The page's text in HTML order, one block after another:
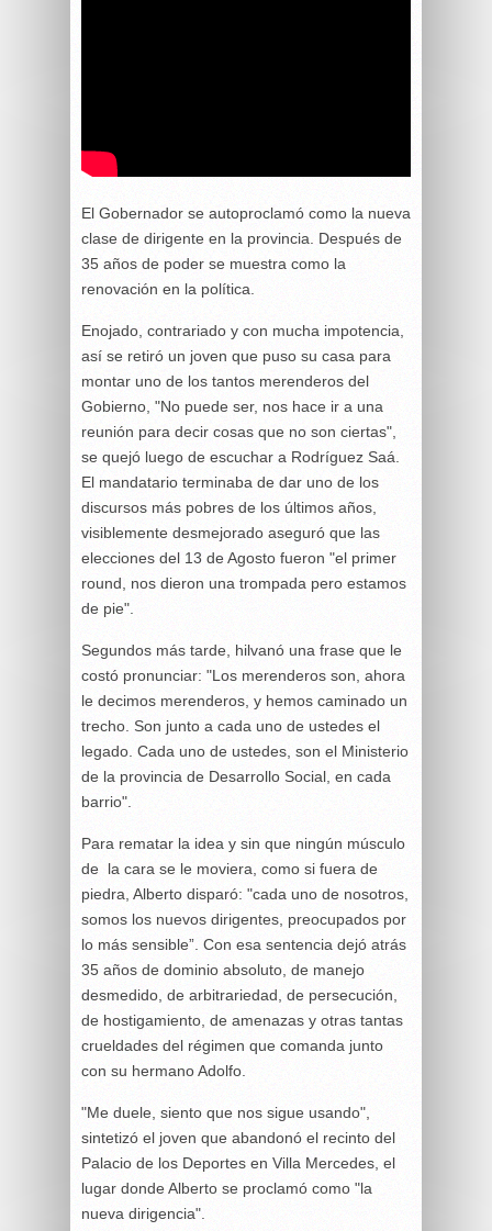
El Gobernador se autoproclamó como la nueva
clase de dirigente en la provincia. Después de
35 años de poder se muestra como la
renovación en la política.
Enojado, contrariado y con mucha impotencia,
así se retiró un joven que puso su casa para
montar uno de los tantos merenderos del
Gobierno, "No puede ser, nos hace ir a una
reunión para decir cosas que no son ciertas",
se quejó luego de escuchar a Rodríguez Saá.
El mandatario terminaba de dar uno de los
discursos más pobres de los últimos años,
visiblemente desmejorado aseguró que las
elecciones del 13 de Agosto fueron "el primer
round, nos dieron una trompada pero estamos
de pie".
Segundos más tarde, hilvanó una frase que le
costó pronunciar: "Los merenderos son, ahora
le decimos merenderos, y hemos caminado un
trecho. Son junto a cada uno de ustedes el
legado. Cada uno de ustedes, son el Ministerio
de la provincia de Desarrollo Social, en cada
barrio".
Para rematar la idea y sin que ningún músculo
de la cara se le moviera, como si fuera de
piedra, Alberto disparó: "cada uno de nosotros,
somos los nuevos dirigentes, preocupados por
lo más sensible”. Con esa sentencia dejó atrás
35 años de dominio absoluto, de manejo
desmedido, de arbitrariedad, de persecución,
de hostigamiento, de amenazas y otras tantas
crueldades del régimen que comanda junto
con su hermano Adolfo.
"Me duele, siento que nos sigue usando",
sintetizó el joven que abandonó el recinto del
Palacio de los Deportes en Villa Mercedes, el
lugar donde Alberto se proclamó como "la
nueva dirigencia".